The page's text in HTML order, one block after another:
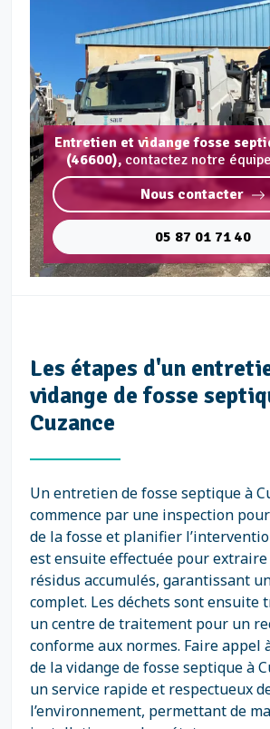
Entretien et vidange fosse
(46600), contactez notre
Nous contacter
05 87 01 71 40
Les étapes d'un
vidange de fosse
Cuzance
Un entretien de fosse septique à
commence par une inspection
de la fosse et planifier
est ensuite effectuée pour
résidus accumulés, garantissant
complet. Les déchets sont ensuite
un centre de traitement pour un
conforme aux normes. Faire appel
de la vidange de fosse septique à
un service rapide et respectueux
l’environnement, permettant de